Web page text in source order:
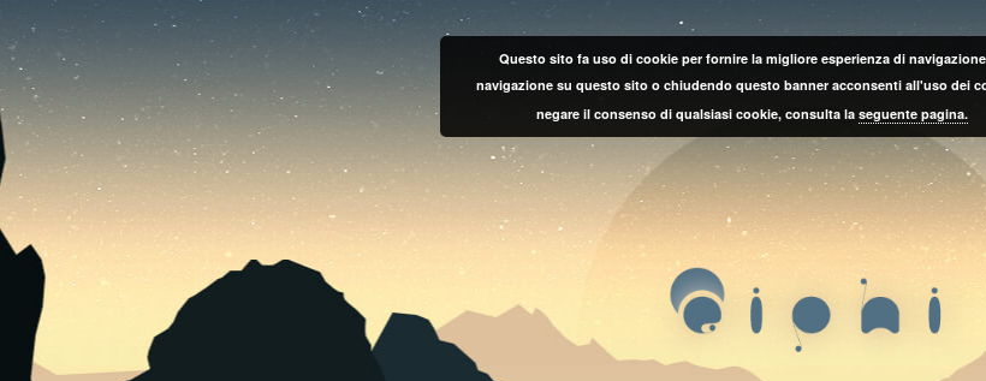
Questo sito fa uso di cookie per fornire la migliore esperienza di
navigazione su questo sito o chiudendo questo banner acconsenti all'uso dei
negare il consenso di qualsiasi cookie, consulta la seguente pagina.